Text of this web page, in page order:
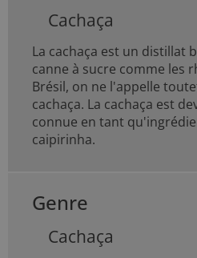
Cachaça
La cachaça est un distillat
canne à sucre comme les
Brésil, on ne l'appelle
cachaça. La cachaça est
connue en tant
caipirinha.
Genre
Cachaça